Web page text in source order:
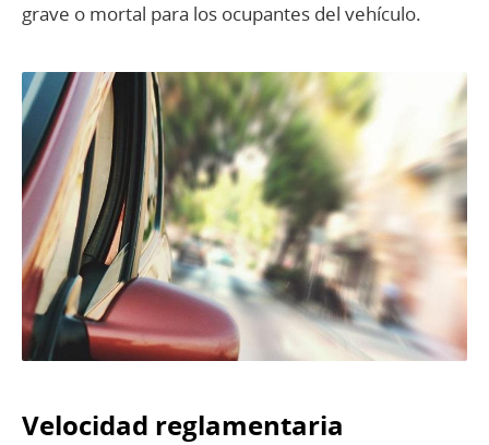
grave o mortal para los ocupantes del vehículo.
Velocidad reglamentaria